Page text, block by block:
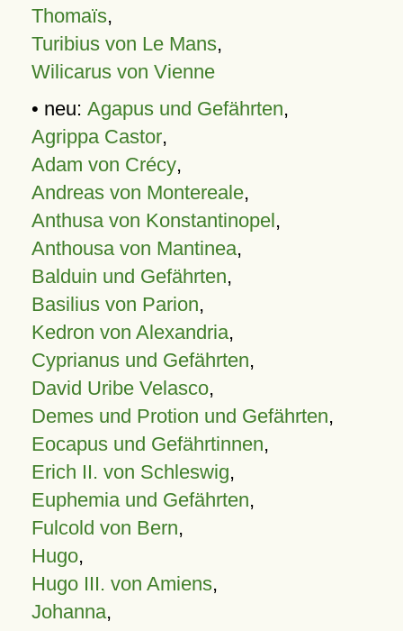
Thomaïs,
Turibius von Le Mans,
Wilicarus von Vienne
• neu: Agapus und Gefährten,
Agrippa Castor,
Adam von Crécy,
Andreas von Montereale,
Anthusa von Konstantinopel,
Anthousa von Mantinea,
Balduin und Gefährten,
Basilius von Parion,
Kedron von Alexandria,
Cyprianus und Gefährten,
David Uribe Velasco,
Demes und Protion und Gefährten,
Eocapus und Gefährtinnen,
Erich II. von Schleswig,
Euphemia und Gefährten,
Fulcold von Bern,
Hugo,
Hugo III. von Amiens,
Johanna,